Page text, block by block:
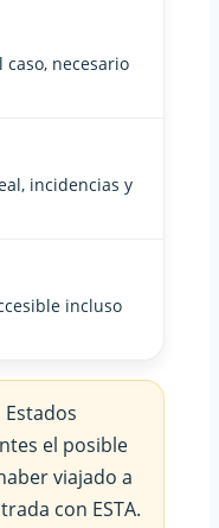
necesario
incidencias y
incluso
el posible
viajado a
con ESTA.